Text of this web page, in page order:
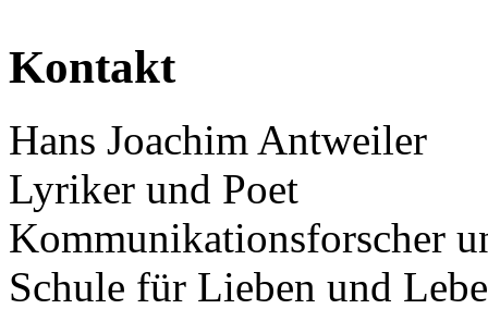
Kontakt
Hans Joachim Antweiler
Lyriker und Poet
Kommunikationsforscher
Schule für Lieben und